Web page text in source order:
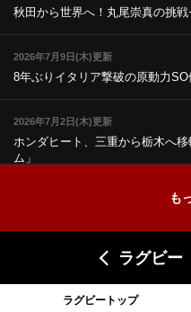
秋田から世界へ！丸尾崇真の挑戦
2026年7月9日(木)更新
8年ぶりイタリア撃破の原動力SO
2026年7月2日(木)更新
ホンダヒート、三重から栃木へ移
ム」
2026年6月18日(木)更新
滑川剛人レフリー、早過ぎる引退
も
ラグビー
ラグビートップ